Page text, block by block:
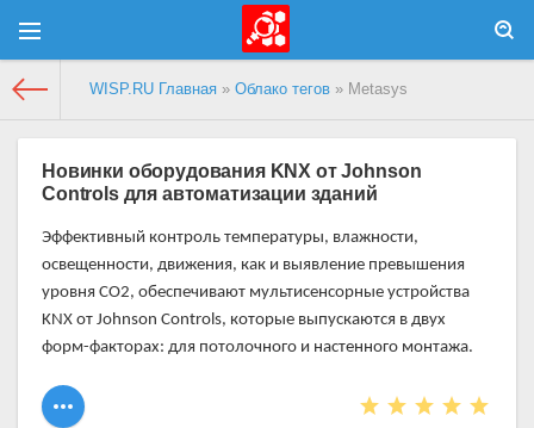
WISP.RU Главная » Облако тегов » Metasys
Новинки оборудования KNX от Johnson
Controls для автоматизации зданий
Эффективный контроль температуры, влажности,
освещенности, движения, как и выявление превышения
уровня CO2, обеспечивают мультисенсорные устройства
KNX от Johnson Controls, которые выпускаются в двух
форм-факторах: для потолочного и настенного монтажа.